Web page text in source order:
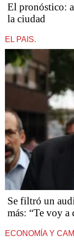
El pronóstico:
la ciudad
EL PAIS.
Se filtró un
más: “Te voy a
ECONOMÍA Y